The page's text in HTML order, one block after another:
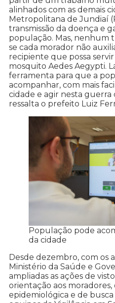
alinhados com as demais
Metropolitana de Jundiaí
transmissão da doença e
população. Mas, nenhum
se cada morador não
recipiente que possa
mosquito Aedes Aegypti.
ferramenta para que a
acompanhar, com mais
cidade e agir nesta guerra
ressalta o prefeito Luiz
População pode
da cidade
Desde dezembro, com os
Ministério da Saúde e
ampliadas as ações de
orientação aos moradores,
epidemiológica e de busca